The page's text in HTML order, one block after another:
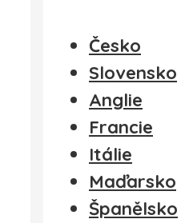
Česko
Slovensko
Anglie
Francie
Itálie
Maďarsko
Španělsko